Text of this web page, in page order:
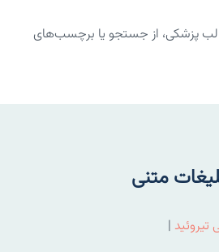
پزشکی، از جستجو یا برچسب‌های
متنی
تیروئید |